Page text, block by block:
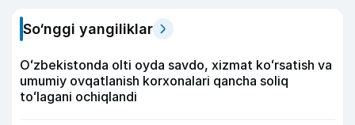
So‘nggi yangiliklar
Oʻzbekistonda olti oyda savdo, xizmat koʻrsatish va
umumiy ovqatlanish korxonalari qancha soliq
toʻlagani ochiqlandi